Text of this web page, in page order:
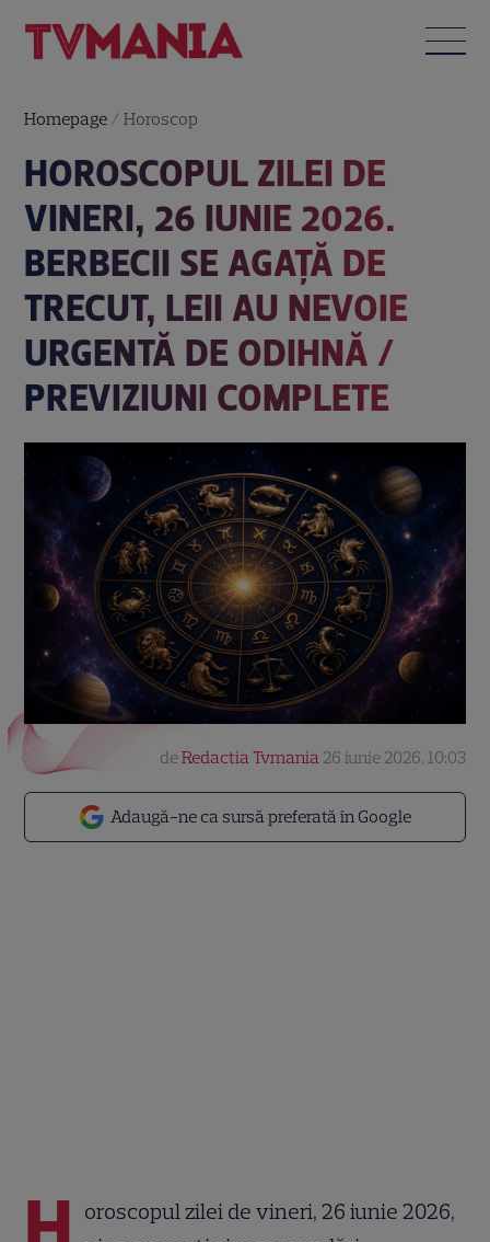
Homepage /Horoscop
HOROSCOPUL ZILEI DE
VINERI, 26 IUNIE 2026.
BERBECII SE AGAȚĂ DE
TRECUT, LEII AU NEVOIE
URGENTĂ DE ODIHNĂ /
PREVIZIUNI COMPLETE
Adaugă-ne ca sursă preferată în Google
deRedactia Tvmania 26 iunie 2026, 10:03
oroscopul zilei de vineri, 26 iunie 2026,